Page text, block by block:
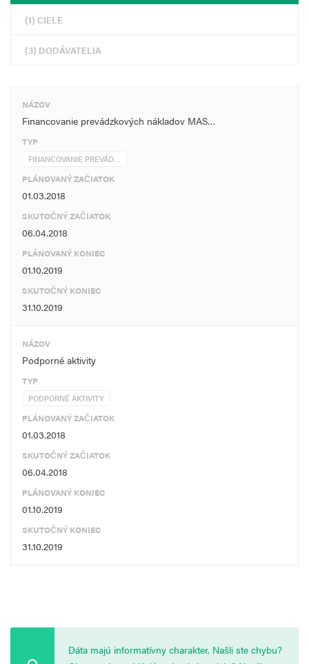
(1) CIELE
(3) DODÁVATELIA
NÁZOV
Financovanie prevádzkových nákladov MAS…
TYP
FINANCOVANIE PREVÁD…
PLÁNOVANÝ ZAČIATOK
01.03.2018
SKUTOČNÝ ZAČIATOK
06.04.2018
PLÁNOVANÝ KONIEC
01.10.2019
SKUTOČNÝ KONIEC
31.10.2019
NÁZOV
Podporné aktivity
TYP
PODPORNÉ AKTIVITY
PLÁNOVANÝ ZAČIATOK
01.03.2018
SKUTOČNÝ ZAČIATOK
06.04.2018
PLÁNOVANÝ KONIEC
01.10.2019
SKUTOČNÝ KONIEC
31.10.2019
Dáta majú informatívny charakter. Našli ste chybu?